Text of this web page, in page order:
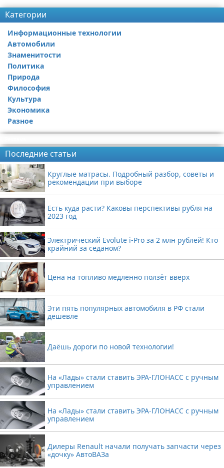
Категории
Информационные технологии
Автомобили
Знаменитости
Политика
Природа
Философия
Культура
Экономика
Разное
Последние статьи
Круглые матрасы. Подробный разбор, советы и
рекомендации при выборе
Есть куда расти? Каковы перспективы рубля на
2023 год
Электрический Evolute i-Pro за 2 млн рублей! Кто
крайний за седаном?
Цена на топливо медленно ползёт вверх
Эти пять популярных автомобиля в РФ стали
дешевле
Даёшь дороги по новой технологии!
На «Лады» стали ставить ЭРА-ГЛОНАСС с ручным
управлением
На «Лады» стали ставить ЭРА-ГЛОНАСС с ручным
управлением
Дилеры Renault начали получать запчасти через
«дочку» АвтоВАЗа